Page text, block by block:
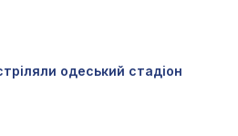
одеський стадіон